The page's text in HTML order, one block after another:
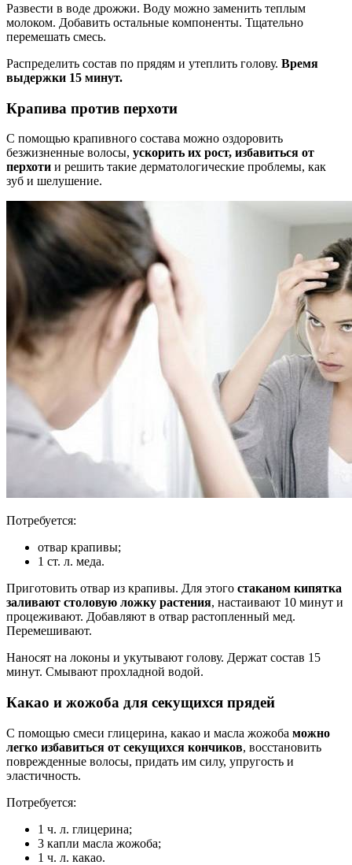
Развести в воде дрожжи. Воду можно заменить теплым
молоком. Добавить остальные компоненты. Тщательно
перемешать смесь.
Распределить состав по прядям и утеплить голову. Время
выдержки 15 минут.
Крапива против перхоти
С помощью крапивного состава можно оздоровить
безжизненные волосы, ускорить их рост, избавиться от
перхоти и решить такие дерматологические проблемы, как
зуб и шелушение.
Потребуется:
отвар крапивы;
1 ст. л. меда.
Приготовить отвар из крапивы. Для этого стаканом кипятка
заливают столовую ложку растения, настаивают 10 минут и
процеживают. Добавляют в отвар растопленный мед.
Перемешивают.
Наносят на локоны и укутывают голову. Держат состав 15
минут. Смывают прохладной водой.
Какао и жожоба для секущихся прядей
С помощью смеси глицерина, какао и масла жожоба можно
легко избавиться от секущихся кончиков, восстановить
поврежденные волосы, придать им силу, упругость и
эластичность.
Потребуется:
1 ч. л. глицерина;
3 капли масла жожоба;
1 ч. л. какао.